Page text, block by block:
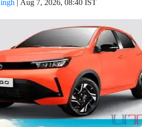
| Aug 7, 2026, 08:40 IST